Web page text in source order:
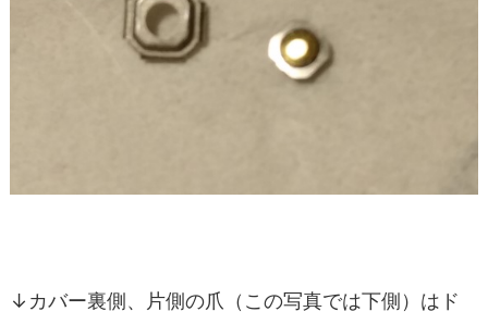
↓カバー裏側、片側の爪（この写真では下側）はド